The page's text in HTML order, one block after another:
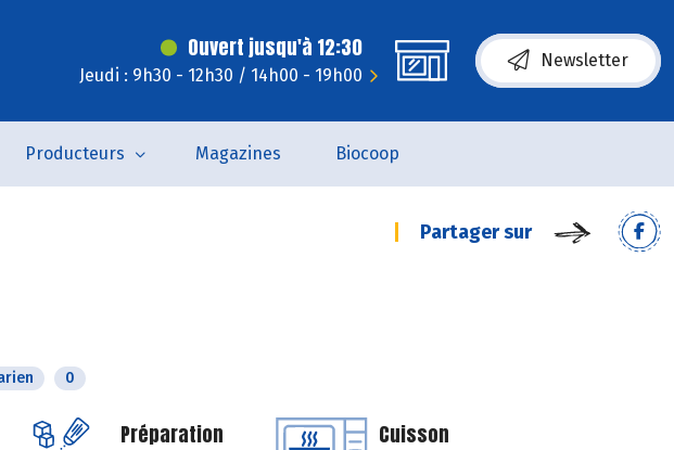
Ouvert jusqu'à 12:30
Jeudi : 9h30 - 12h30 / 14h00 - 19h00
Newsletter
Producteurs Magazines Biocoop
Partager sur
0
Préparation Cuisson